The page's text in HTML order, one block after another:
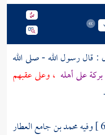
: قال رسول الله - صلى الله
على أهله ، وعلى عقبهم
وفيه محمد بن جامع العطار